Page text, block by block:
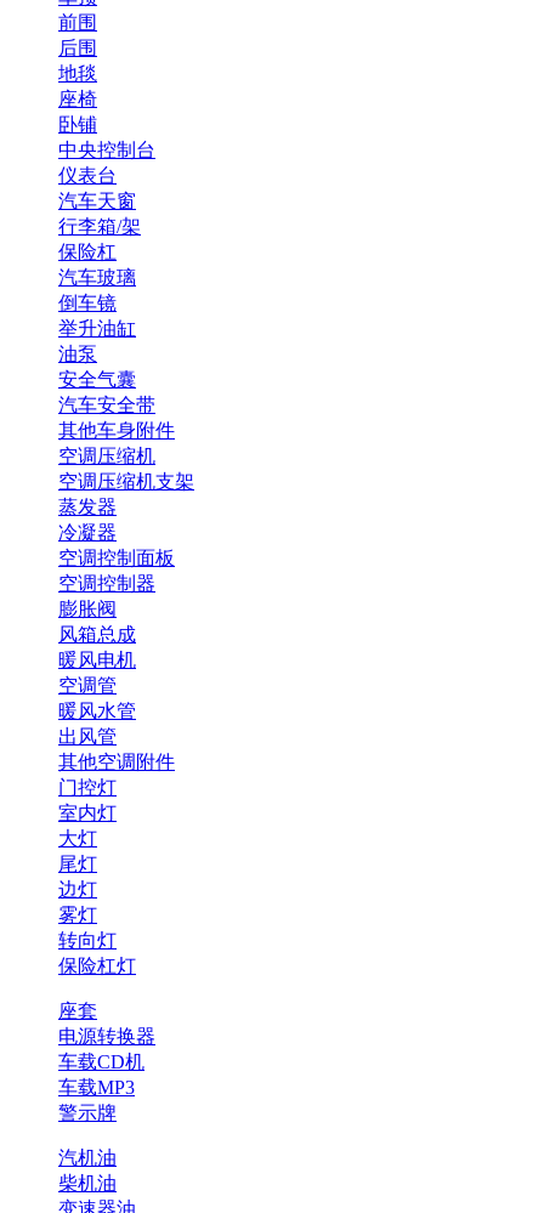
前围
后围
地毯
座椅
卧铺
中央控制台
仪表台
汽车天窗
行李箱/架
保险杠
汽车玻璃
倒车镜
举升油缸
油泵
安全气囊
汽车安全带
其他车身附件
空调压缩机
空调压缩机支架
蒸发器
冷凝器
空调控制面板
空调控制器
膨胀阀
风箱总成
暖风电机
空调管
暖风水管
出风管
其他空调附件
门控灯
室内灯
大灯
尾灯
边灯
雾灯
转向灯
保险杠灯
座套
电源转换器
车载CD机
车载MP3
警示牌
汽机油
柴机油
变速器油